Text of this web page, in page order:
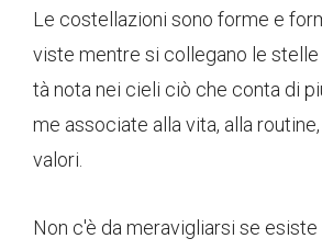
Le costellazioni sono forme e
viste mentre si collegano le stelle
tà nota nei cieli ciò che conta di
me associate alla vita, alla
valori.
Non c'è da meravigliarsi se